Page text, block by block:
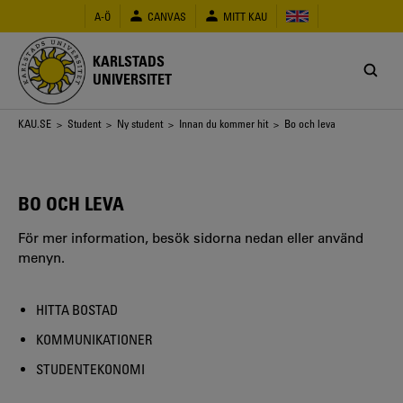
huvudinnehåll
A-Ö CANVAS MITT KAU
KARLSTADS
UNIVERSITET
Länkstig
KAU.SE > Student > Ny student > Innan du kommer hit > Bo och leva
BO OCH LEVA
För mer information, besök sidorna nedan eller använd
menyn.
HITTA BOSTAD
KOMMUNIKATIONER
STUDENTEKONOMI